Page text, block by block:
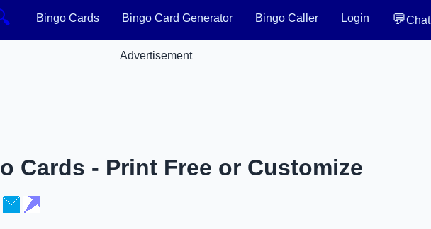
Bingo Cards Bingo Card Generator Bingo Caller Login 💬Chat
Advertisement
Cards - Print Free or Customize